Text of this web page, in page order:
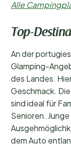
Alle
Top-
An der
Glamping-
des Landes.
Geschmack.
sind ideal für
Senioren.
dem Auto